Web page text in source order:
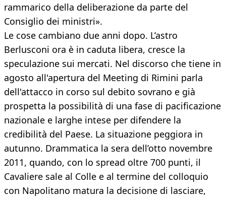
rammarico della deliberazione da parte del
Consiglio dei ministri».
Le cose cambiano due anni dopo. L’astro
Berlusconi ora è in caduta libera, cresce la
speculazione sui mercati. Nel discorso che tiene in
agosto all'apertura del Meeting di Rimini parla
dell'attacco in corso sul debito sovrano e già
prospetta la possibilità di una fase di pacificazione
nazionale e larghe intese per difendere la
credibilità del Paese. La situazione peggiora in
autunno. Drammatica la sera dell’otto novembre
2011, quando, con lo spread oltre 700 punti, il
Cavaliere sale al Colle e al termine del colloquio
con Napolitano matura la decisione di lasciare,